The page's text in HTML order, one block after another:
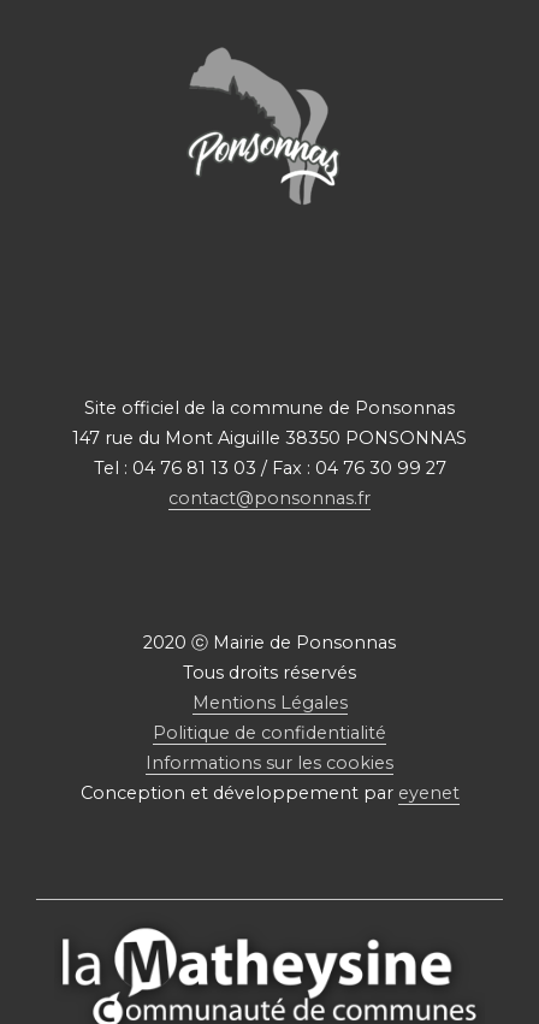
Site officiel de la commune de Ponsonnas
147 rue du Mont Aiguille 38350 PONSONNAS
Tel : 04 76 81 13 03 / Fax : 04 76 30 99 27
contact@ponsonnas.fr
2020 ⓒ Mairie de Ponsonnas
Tous droits réservés
Mentions Légales
Politique de confidentialité
Informations sur les cookies
Conception et développement par eyenet